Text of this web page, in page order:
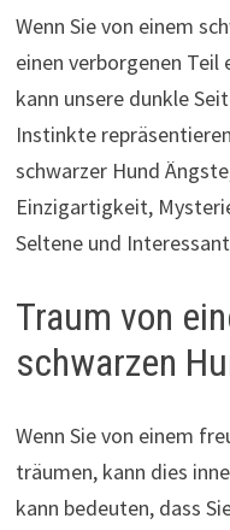
Wenn Sie von einem
einen verborgenen Teil
kann unsere dunkle
Instinkte
schwarzer Hund
Einzigartigkeit,
Seltene und
Traum von
schwarzen
Wenn Sie von einem
träumen, kann dies
kann bedeuten, dass